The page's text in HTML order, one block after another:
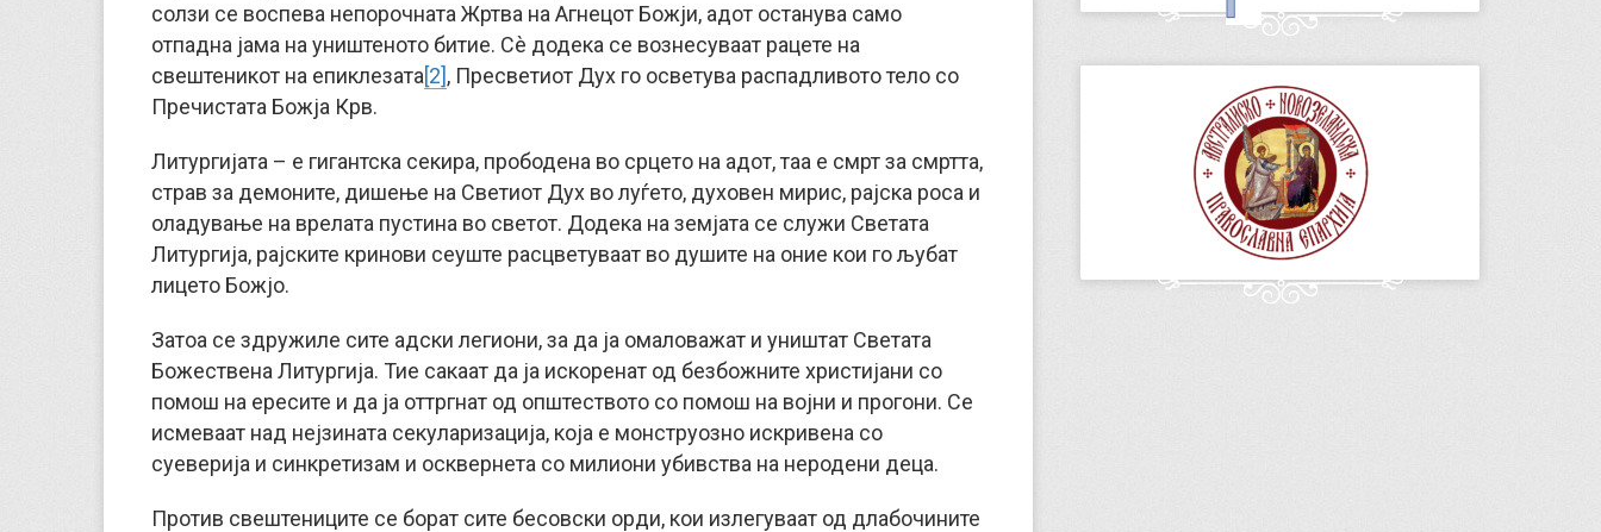
солзи се воспева непорочната Жртва на Агнецот Божји, адот останува само
отпадна јама на уништеното битие. Сè додека се вознесуваат рацете на
свештеникот на епиклезата[2], Пресветиот Дух го осветува распадливото тело со
Пречистата Божја Крв.
Литургијата – е гигантска секира, прободена во срцето на адот, таа е смрт за смртта,
страв за демоните, дишење на Светиот Дух во луѓето, духовен мирис, рајска роса и
оладување на врелата пустина во светот. Додека на земјата се служи Светата
Литургија, рајските кринови сеуште расцветуваат во душите на оние кои го љубат
лицето Божјо.
Затоа се здружиле сите адски легиони, за да ја омаловажат и уништат Светата
Божествена Литургија. Тие сакаат да ја искоренат од безбожните христијани со
помош на ересите и да ја оттргнат од општеството со помош на војни и прогони. Се
исмеваат над нејзината секуларизација, која е монструозно искривена со
суеверија и синкретизам и осквернета со милиони убивства на неродени деца.
Против свештениците се борат сите бесовски орди, кои излегуваат од длабочините